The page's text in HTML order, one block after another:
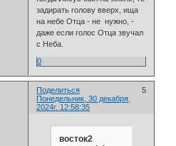
задирать голову вверх, ища
на небе Отца - не нужно, -
даже если голос Отца звучал
с Неба.
0
Поделиться
5
Понедельник, 30 декабря,
2024г. 12:58:35
восток2